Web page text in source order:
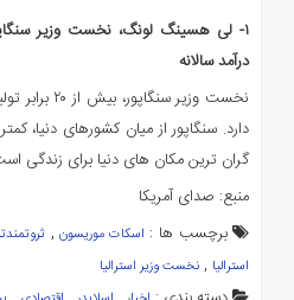
۱- لی هسینگ لونگ، نخست وزیر
درآمد سالانه
نخست وزیر
دارد. سنگاپور از میان کشورهای دنیا،
گران ترین مکان های دنیا برای زندگی
منبع: صدای آمریکا
برچسب ها : اسکات موریسون,
استرالیا , نخست وزیر استرالیا